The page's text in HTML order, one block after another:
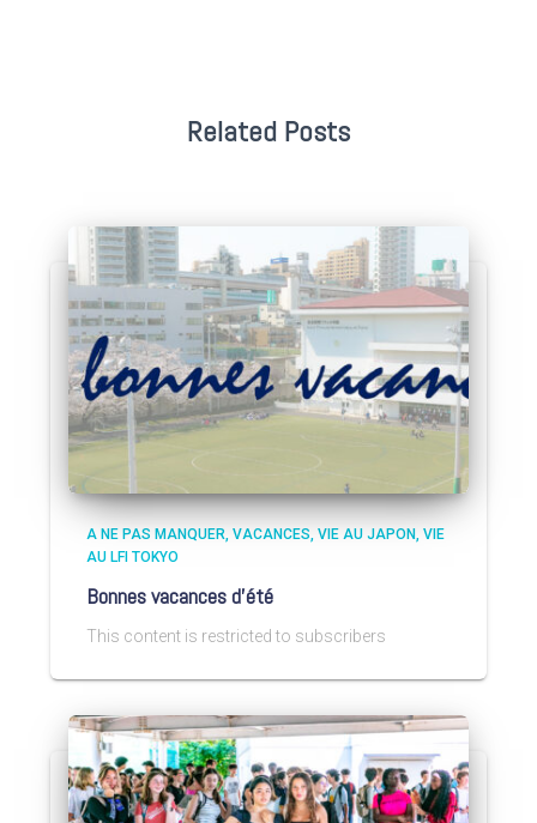
Related Posts
A NE PAS MANQUER VACANCES VIE AU JAPON VIE
AU LFI TOKYO
Bonnes vacances d’été
This content is restricted to subscribers